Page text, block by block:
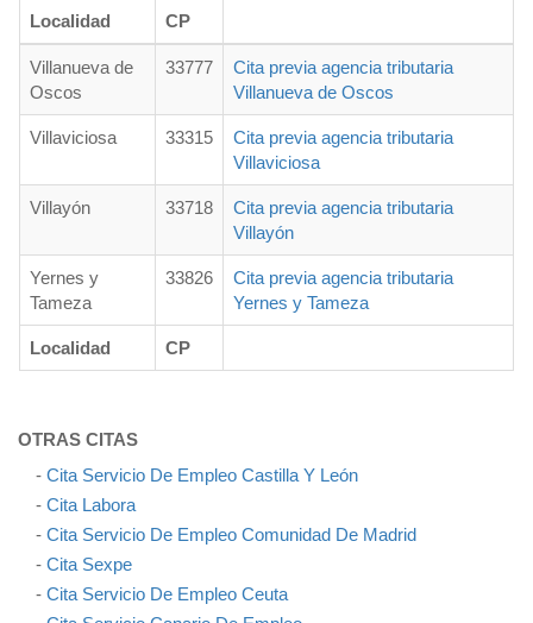
Localidad
CP
Villanueva de
Oscos
33777
Cita previa agencia tributaria
Villanueva de Oscos
Villaviciosa 33315
Cita previa agencia tributaria
Villaviciosa
Villayón 33718
Cita previa agencia tributaria
Villayón
Yernes y
Tameza
33826
Cita previa agencia tributaria
Yernes y Tameza
Localidad CP
OTRAS CITAS
- Cita Servicio De Empleo Castilla Y León
- Cita Labora
- Cita Servicio De Empleo Comunidad De Madrid
- Cita Sexpe
- Cita Servicio De Empleo Ceuta